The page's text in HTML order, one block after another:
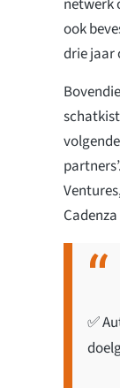
ook
drie jaar
✅